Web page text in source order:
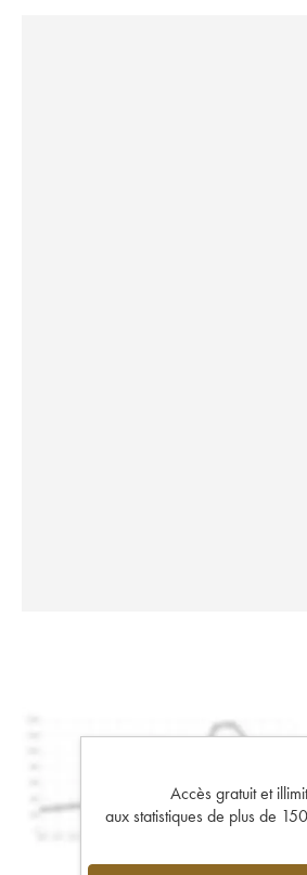
Accès gratuit et
aux statistiques de plus de